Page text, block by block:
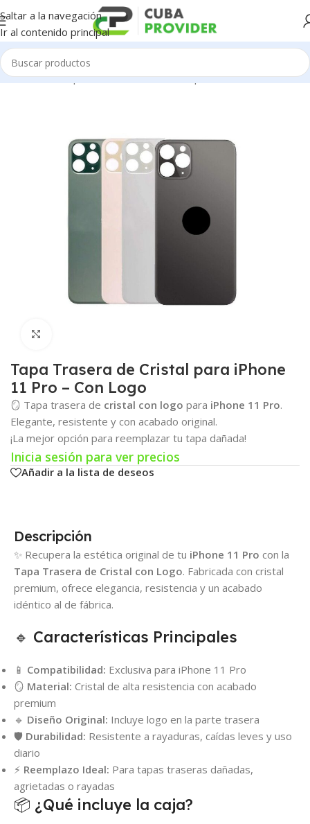
Saltar a la navegación
Ir al contenido principal
Inicio/Piezas para Celulares/iPhone/Tapas Traseras
Tapa Trasera de Cristal para iPhone
11 Pro – Con Logo
🪞 Tapa trasera de cristal con logo para iPhone 11 Pro.
Elegante, resistente y con acabado original.
¡La mejor opción para reemplazar tu tapa dañada!
Inicia sesión para ver precios
Añadir a la lista de deseos
Descripción
✨ Recupera la estética original de tu iPhone 11 Pro con la
Tapa Trasera de Cristal con Logo. Fabricada con cristal
premium, ofrece elegancia, resistencia y un acabado
idéntico al de fábrica.
🔹 Características Principales
📱 Compatibilidad: Exclusiva para iPhone 11 Pro
🪞 Material: Cristal de alta resistencia con acabado
premium
🔹 Diseño Original: Incluye logo en la parte trasera
🛡️ Durabilidad: Resistente a rayaduras, caídas leves y uso
diario
⚡ Reemplazo Ideal: Para tapas traseras dañadas,
agrietadas o rayadas
📦 ¿Qué incluye la caja?